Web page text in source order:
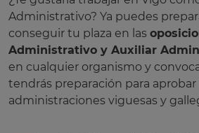
Administrativo? Ya puedes
conseguir tu plaza en las
Administrativo y Auxiliar
en cualquier organismo y
tendrás preparación para aprobar
administraciones viguesas y